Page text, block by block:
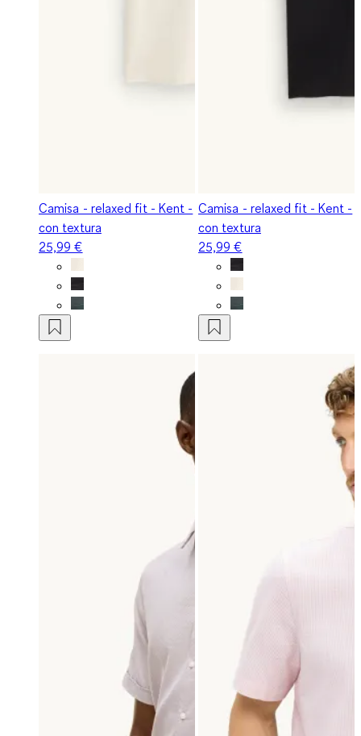
Camisa - relaxed fit - Kent -
con textura
25,99 €
Camisa - relaxed fit - Kent -
con textura
25,99 €